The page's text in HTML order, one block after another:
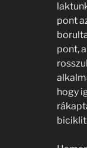
pont
pont,
hogy